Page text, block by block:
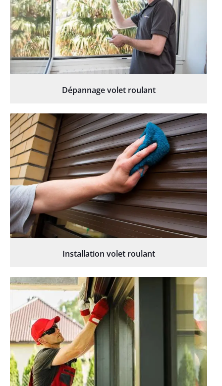
Dépannage volet roulant
Installation volet roulant